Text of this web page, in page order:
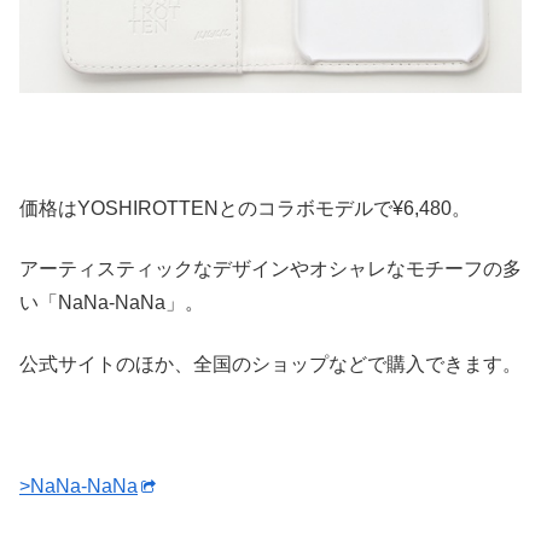
価格はYOSHIROTTENとのコラボモデルで¥6,480。
アーティスティックなデザインやオシャレなモチーフの多
い「NaNa-NaNa」。
公式サイトのほか、全国のショップなどで購入できます。
>NaNa-NaNa